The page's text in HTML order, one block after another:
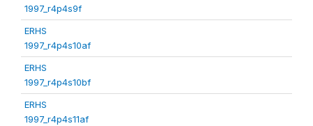
1997_r4p4s9f
ERHS
1997_r4p4s10af
ERHS
1997_r4p4s10bf
ERHS
1997_r4p4s11af